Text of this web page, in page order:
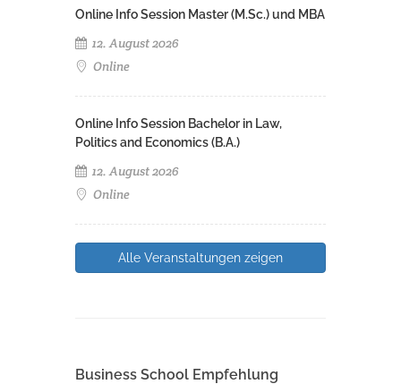
Online Info Session Master (M.Sc.) und MBA
12. August 2026
Online
Online Info Session Bachelor in Law,
Politics and Economics (B.A.)
12. August 2026
Online
Alle Veranstaltungen zeigen
Business School Empfehlung